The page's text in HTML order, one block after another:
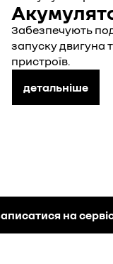
Забезпечують
запуску двигуна
пристроїв.
детальніше
на